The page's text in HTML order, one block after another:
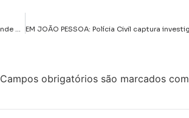
EM SANTA RITA: Polícia Civil recupera veículo roubado e prende condutor suspeito de participação no crime
Campos obrigatórios são marcados com